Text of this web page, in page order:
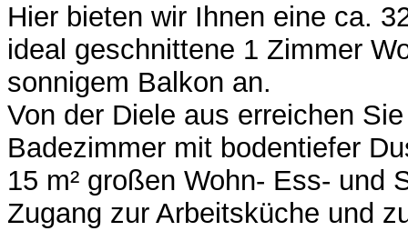
Hier bieten wir Ihnen eine ca.
ideal geschnittene 1 Zimmer
sonnigem Balkon an.
Von der Diele aus erreichen
Badezimmer mit bodentiefer
15 m² großen Wohn- Ess- und
Zugang zur Arbeitsküche und